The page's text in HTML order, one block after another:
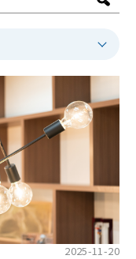
2025-11-20